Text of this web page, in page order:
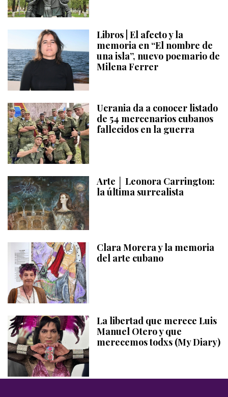
Libros | El afecto y la
memoria en “El nombre de
una isla”, nuevo poemario de
Milena Ferrer
Ucrania da a conocer listado
de 54 mercenarios cubanos
fallecidos en la guerra
Arte │ Leonora Carrington:
la última surrealista
Clara Morera y la memoria
del arte cubano
La libertad que merece Luis
Manuel Otero y que
merecemos todxs (My Diary)